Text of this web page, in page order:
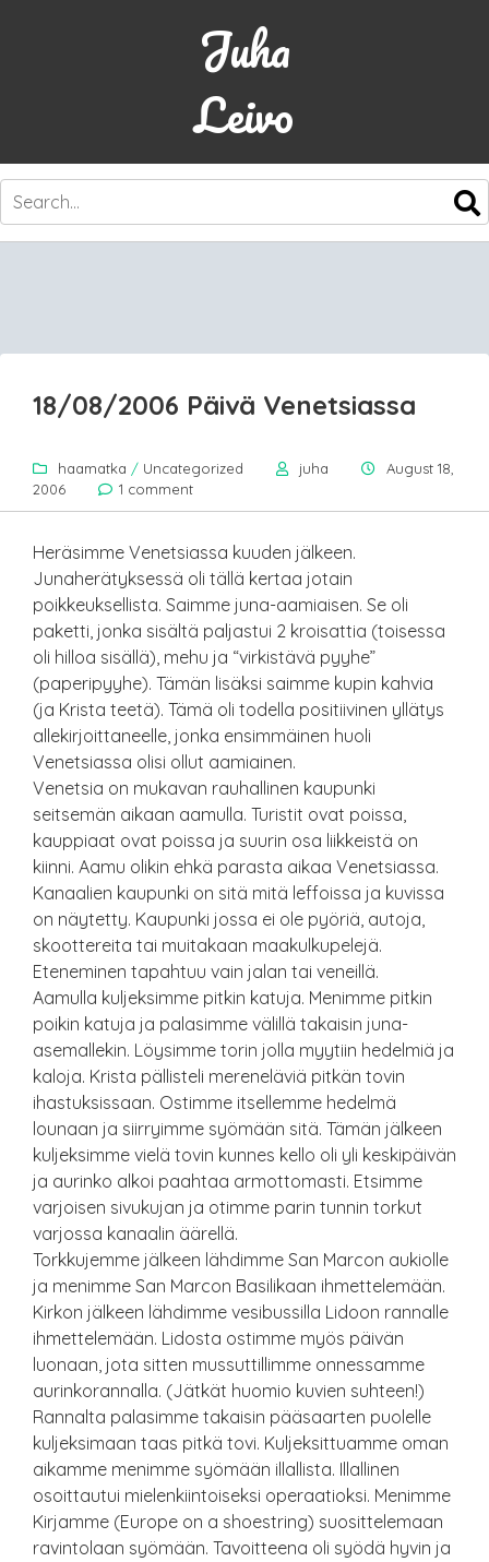
Juha
Leivo
SKIP
CONTENT
18/08/2006 Päivä Venetsiassa
haamatka / Uncategorized juha
August 18,
2006
1 comment
Heräsimme Venetsiassa kuuden jälkeen.
Junaherätyksessä oli tällä kertaa jotain
poikkeuksellista. Saimme juna-aamiaisen. Se oli
paketti, jonka sisältä paljastui 2 kroisattia (toisessa
oli hilloa sisällä), mehu ja “virkistävä pyyhe”
(paperipyyhe). Tämän lisäksi saimme kupin kahvia
(ja Krista teetä). Tämä oli todella positiivinen yllätys
allekirjoittaneelle, jonka ensimmäinen huoli
Venetsiassa olisi ollut aamiainen.
Venetsia on mukavan rauhallinen kaupunki
seitsemän aikaan aamulla. Turistit ovat poissa,
kauppiaat ovat poissa ja suurin osa liikkeistä on
kiinni. Aamu olikin ehkä parasta aikaa Venetsiassa.
Kanaalien kaupunki on sitä mitä leffoissa ja kuvissa
on näytetty. Kaupunki jossa ei ole pyöriä, autoja,
skoottereita tai muitakaan maakulkupelejä.
Eteneminen tapahtuu vain jalan tai veneillä.
Aamulla kuljeksimme pitkin katuja. Menimme pitkin
poikin katuja ja palasimme välillä takaisin juna-
asemallekin. Löysimme torin jolla myytiin hedelmiä ja
kaloja. Krista pällisteli mereneläviä pitkän tovin
ihastuksissaan. Ostimme itsellemme hedelmä
lounaan ja siirryimme syömään sitä. Tämän jälkeen
kuljeksimme vielä tovin kunnes kello oli yli keskipäivän
ja aurinko alkoi paahtaa armottomasti. Etsimme
varjoisen sivukujan ja otimme parin tunnin torkut
varjossa kanaalin äärellä.
Torkkujemme jälkeen lähdimme San Marcon aukiolle
ja menimme San Marcon Basilikaan ihmettelemään.
Kirkon jälkeen lähdimme vesibussilla Lidoon rannalle
ihmettelemään. Lidosta ostimme myös päivän
luonaan, jota sitten mussuttillimme onnessamme
aurinkorannalla. (Jätkät huomio kuvien suhteen!)
Rannalta palasimme takaisin pääsaarten puolelle
kuljeksimaan taas pitkä tovi. Kuljeksittuamme oman
aikamme menimme syömään illallista. Illallinen
osoittautui mielenkiintoiseksi operaatioksi. Menimme
Kirjamme (Europe on a shoestring) suosittelemaan
ravintolaan syömään. Tavoitteena oli syödä hyvin ja